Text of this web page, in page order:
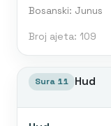
Bosanski: Junus
Broj ajeta: 109
Sura 11 Hud